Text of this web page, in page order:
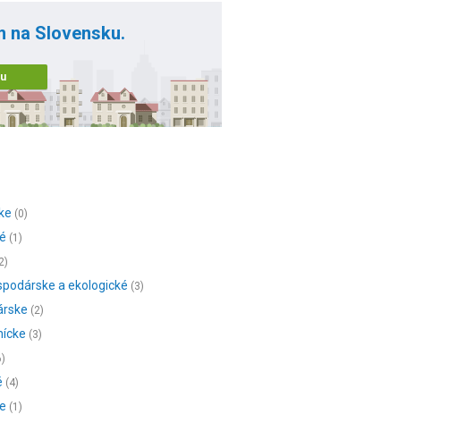
na Slovensku.
(0)
(1)
a ekologické (3)
(2)
(3)
(4)
(1)